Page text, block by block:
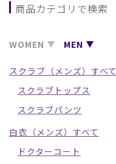
商品カテゴリで検索
WOMEN MEN
スクラブ（メンズ）すべて
スクラブトップス
スクラブパンツ
白衣（メンズ）すべて
ドクターコート